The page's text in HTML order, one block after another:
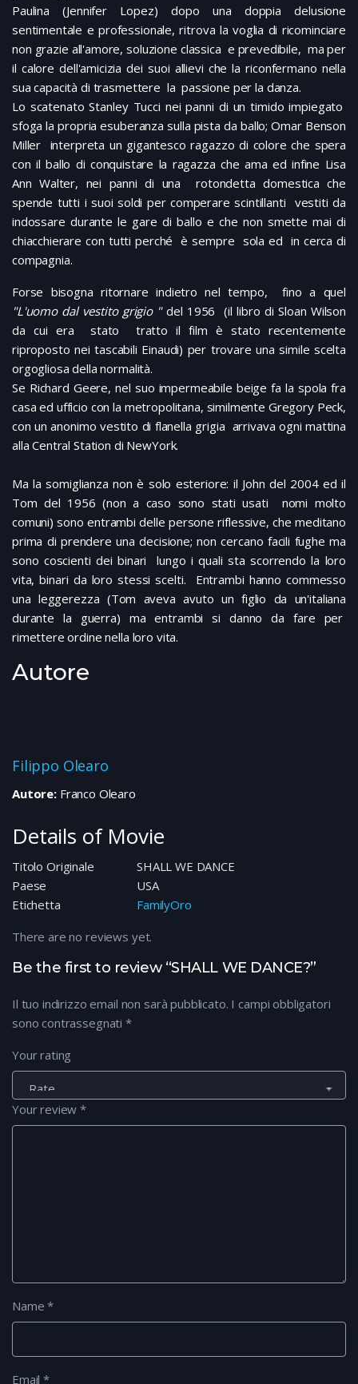
Paulina (Jennifer Lopez) dopo una doppia delusione
sentimentale e professionale, ritrova la voglia di ricominciare
non grazie all'amore, soluzione classica e prevedibile, ma per
il calore dell'amicizia dei suoi allievi che la riconfermano nella
sua capacità di trasmettere la passione per la danza.
Lo scatenato Stanley Tucci nei panni di un timido impiegato
sfoga la propria esuberanza sulla pista da ballo; Omar Benson
Miller interpreta un gigantesco ragazzo di colore che spera
con il ballo di conquistare la ragazza che ama ed infine Lisa
Ann Walter, nei panni di una rotondetta domestica che
spende tutti i suoi soldi per comperare scintillanti vestiti da
indossare durante le gare di ballo e che non smette mai di
chiacchierare con tutti perché è sempre sola ed in cerca di
compagnia.
Forse bisogna ritornare indietro nel tempo, fino a quel
"L'uomo dal vestito grigio "del 1956 (il libro di Sloan Wilson
da cui era stato tratto il film è stato recentemente
riproposto nei tascabili Einaudi) per trovare una simile scelta
orgogliosa della normalità.
Se Richard Geere, nel suo impermeabile beige fa la spola fra
casa ed ufficio con la metropolitana, similmente Gregory Peck,
con un anonimo vestito di flanella grigia arrivava ogni mattina
alla Central Station di NewYork.
Ma la somiglianza non è solo esteriore: il John del 2004 ed il
Tom del 1956 (non a caso sono stati usati nomi molto
comuni) sono entrambi delle persone riflessive, che meditano
prima di prendere una decisione; non cercano facili fughe ma
sono coscienti dei binari lungo i quali sta scorrendo la loro
vita, binari da loro stessi scelti. Entrambi hanno commesso
una leggerezza (Tom aveva avuto un figlio da un'italiana
durante la guerra) ma entrambi si danno da fare per
rimettere ordine nella loro vita.
Autore
Filippo Olearo
Autore:Franco Olearo
Details of Movie
Titolo Originale
SHALL WE DANCE
Paese
USA
Etichetta
FamilyOro
Be the first to review “SHALL WE DANCE?”
Il tuo indirizzo email non sarà pubblicato. I campi obbligatori
sono contrassegnati *
Your rating
Your review*
Name*
Email*
There are no reviews yet.